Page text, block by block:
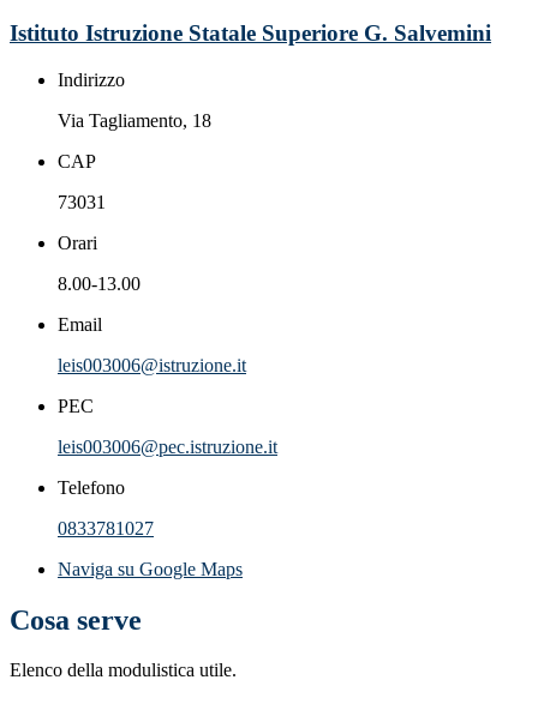
Istituto Istruzione Statale Superiore G. Salvemini
Indirizzo
Via Tagliamento, 18
CAP
73031
Orari
8.00-13.00
Email
leis003006@istruzione.it
PEC
leis003006@pec.istruzione.it
Telefono
0833781027
Naviga su Google Maps
Cosa serve
Elenco della modulistica utile.